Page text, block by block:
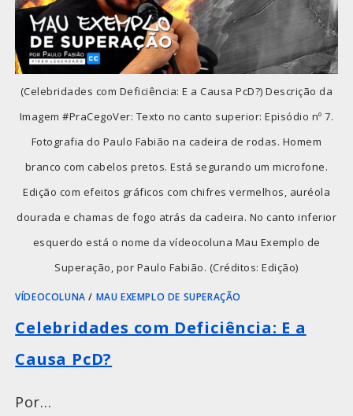
(Celebridades com Deficiência: E a Causa PcD?) Descrição da
Imagem #PraCegoVer: Texto no canto superior: Episódio nº 7.
Fotografia do Paulo Fabião na cadeira de rodas. Homem
branco com cabelos pretos. Está segurando um microfone.
Edição com efeitos gráficos com chifres vermelhos, auréola
dourada e chamas de fogo atrás da cadeira. No canto inferior
esquerdo está o nome da vídeocoluna Mau Exemplo de
Superação, por Paulo Fabião. (Créditos: Edição)
VÍDEOCOLUNA / MAU EXEMPLO DE SUPERAÇÃO
Celebridades com Deficiência: E a
Causa PcD?
Por…